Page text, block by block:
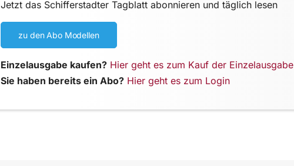
Jetzt das Schifferstadter Tagblatt abonnieren und täglich lesen
zu den Abo Modellen
Einzelausgabe kaufen? Hier geht es zum Kauf der Einzelausgabe
Sie haben bereits ein Abo? Hier geht es zum Login